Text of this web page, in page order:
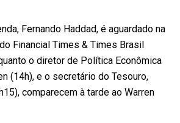
Fernando Haddad, é aguardado na
Financial Times & Times Brasil
o diretor de Política Econômica
(14h), e o secretário do Tesouro,
comparecem à tarde ao Warren